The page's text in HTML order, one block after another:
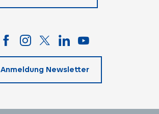
Anmeldung Newsletter